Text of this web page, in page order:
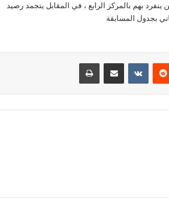
بهم بالمركز الرابع ، في المقابل يتجمد رصيد
بجدول المسابقة